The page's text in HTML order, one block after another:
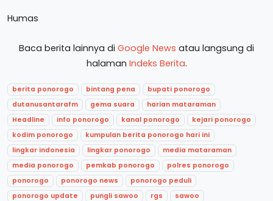
Humas
Baca berita lainnya di Google News atau langsung di
halaman Indeks Berita.
berita ponorogo bintang pena
bupati ponorogo
dutanusantarafm
gema suara
harian mataraman
Headline
info ponorogo kanal ponorogo
kejari ponorogo
kodim ponorogo
kumpulan berita ponorogo hari ini
lingkar indonesia
lingkar ponorogo
media mataraman
media ponorogo
pemkab ponorogo
polres ponorogo
ponorogo
ponorogo news
ponorogo peduli
ponorogo update
pungli sawoo rgs
sawoo